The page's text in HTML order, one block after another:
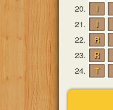
20.
I
21.
I
22.
R
23.
R
24.
T